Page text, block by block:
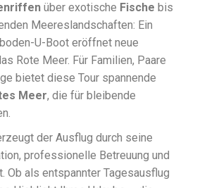
über exotische Fische bis
Meereslandschaften: Ein
U-Boot eröffnet neue
Rote Meer. Für Familien, Paare
bietet diese Tour spannende
Meer, die für bleibende
der Ausflug durch seine
professionelle Betreuung und
Ob als entspannter Tagesausflug